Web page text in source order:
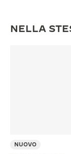
NELLA
NUOVO